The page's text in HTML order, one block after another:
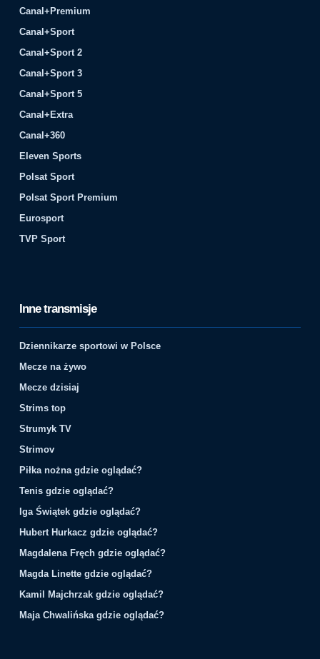
Canal+Premium
Canal+Sport
Canal+Sport 2
Canal+Sport 3
Canal+Sport 5
Canal+Extra
Canal+360
Eleven Sports
Polsat Sport
Polsat Sport Premium
Eurosport
TVP Sport
Inne transmisje
Dziennikarze sportowi w Polsce
Mecze na żywo
Mecze dzisiaj
Strims top
Strumyk TV
Strimov
Piłka nożna gdzie oglądać?
Tenis gdzie oglądać?
Iga Świątek gdzie oglądać?
Hubert Hurkacz gdzie oglądać?
Magdalena Fręch gdzie oglądać?
Magda Linette gdzie oglądać?
Kamil Majchrzak gdzie oglądać?
Maja Chwalińska gdzie oglądać?